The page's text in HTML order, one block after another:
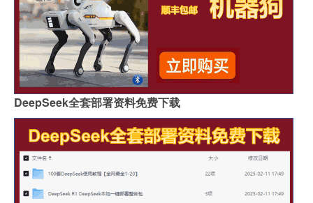
DeepSeek全套部署资料免费下载